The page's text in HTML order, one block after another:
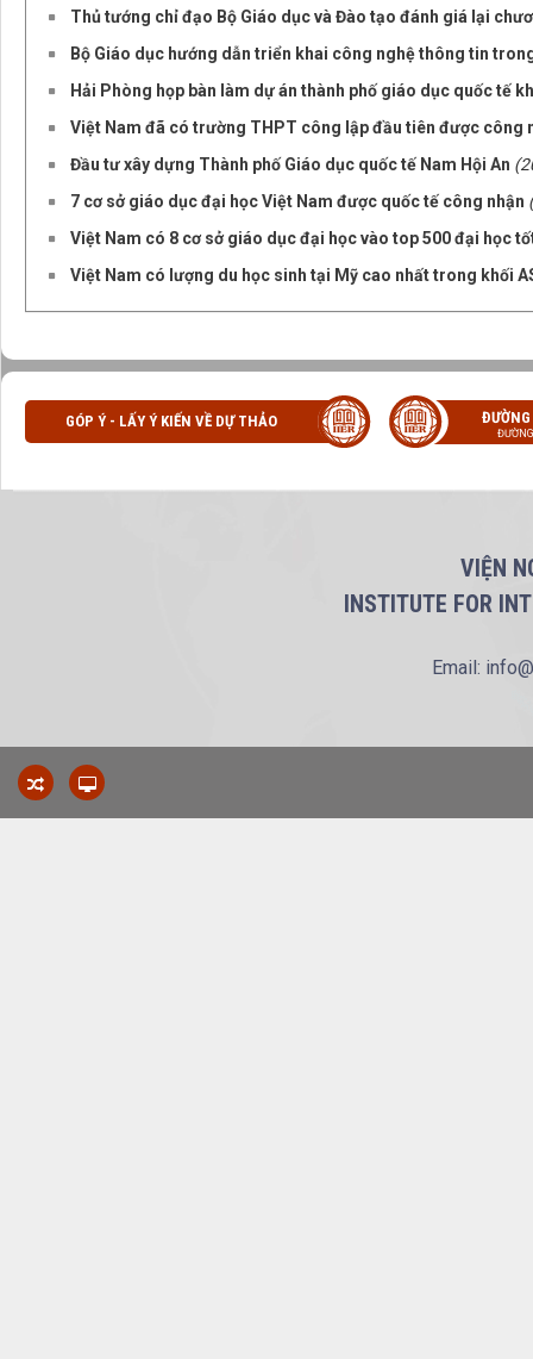
Thủ tướng chỉ đạo Bộ Giáo dục và Đào tạo đánh giá lại
Bộ Giáo dục hướng dẫn triển khai công nghệ thông tin
Hải Phòng họp bàn làm dự án thành phố giáo dục quốc tế
Việt Nam đã có trường THPT công lập đầu tiên được công
Đầu tư xây dựng Thành phố Giáo dục quốc tế Nam Hội An
7 cơ sở giáo dục đại học Việt Nam được quốc tế công nhận
Việt Nam có 8 cơ sở giáo dục đại học vào top 500 đại học
Việt Nam có lượng du học sinh tại Mỹ cao nhất trong khối
GÓP Ý - LẤY Ý KIẾN VỀ DỰ THẢO
VIỆN
INSTITUTE FOR
Email: